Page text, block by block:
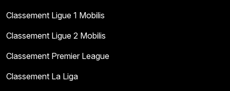
Classement Ligue 1 Mobilis
Classement Ligue 2 Mobilis
Classement Premier League
Classement La Liga